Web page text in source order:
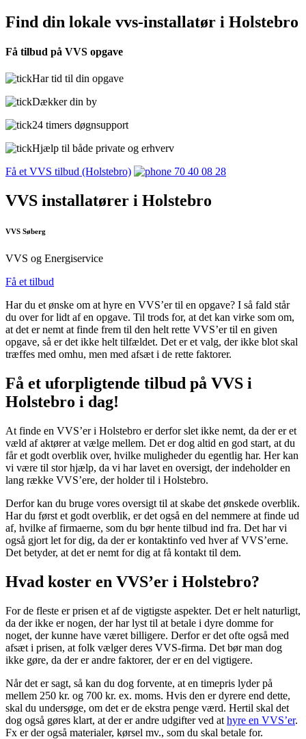
Find din lokale vvs-installatør i Holstebro
Få tilbud på VVS opgave
Har tid til din opgave
Dækker din by
24 timers døgnsupport
Hjælp til både private og erhverv
Få et VVS tilbud (Holstebro)
70 40 08 28
VVS installatører i Holstebro
VVS Søberg
VVS og Energiservice
Få et tilbud
Har du et ønske om at hyre en VVS’er til en opgave? I så fald står
du over for lidt af en opgave. Til trods for, at det kan virke som om,
at det er nemt at finde frem til den helt rette VVS’er til en given
opgave, så er det ikke helt tilfældet. Det er et valg, der ikke blot skal
træffes med omhu, men med afsæt i de rette faktorer.
Få et uforpligtende tilbud på VVS i
Holstebro i dag!
At finde en VVS’er i Holstebro er derfor slet ikke nemt, da der er et
væld af aktører at vælge mellem. Det er dog altid en god start, at du
får et godt overblik over, hvilke muligheder du egentlig har. Her kan
vi være til stor hjælp, da vi har lavet en oversigt, der indeholder en
lang række VVS’ere, der holder til i Holstebro.
Derfor kan du bruge vores oversigt til at skabe det ønskede overblik.
Har du først et godt overblik, er det også en del nemmere at finde ud
af, hvilke af firmaerne, som du bør hente tilbud ind fra. Det har vi
også gjort let for dig, da der er kontaktinfo ved hver af VVS’erne.
Det betyder, at det er nemt for dig at få kontakt til dem.
Hvad koster en VVS’er i Holstebro?
For de fleste er prisen et af de vigtigste aspekter. Det er helt naturligt,
da der ikke er nogen, der har lyst til at betale i dyre domme for
noget, der kunne have været billigere. Derfor er det ofte også med
afsæt i prisen, at folk vælger deres VVS-firma. Det bør man dog
ikke gøre, da der er andre faktorer, der er en del vigtigere.
Når det er sagt, så kan du dog forvente, at en timepris lyder på
mellem 250 kr. og 700 kr. ex. moms. Hvis den er dyrere end dette,
skal du undersøge, om det er de ekstra penge værd. Hertil skal det
dog også gøres klart, at der er andre udgifter ved at hyre en VVS’er.
Fx er der også materialer, kørsel mv., som du skal betale for.